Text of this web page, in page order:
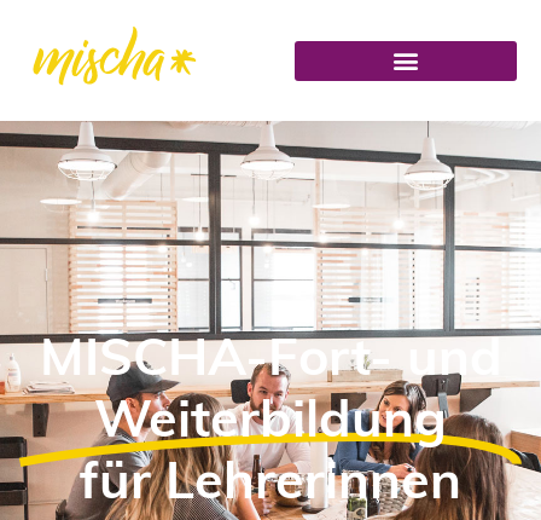
MISCHA-Fort- und
Weiterbildung
für ­Lehrerinnen